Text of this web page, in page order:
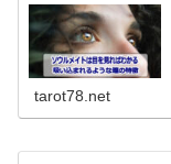
tarot78.net